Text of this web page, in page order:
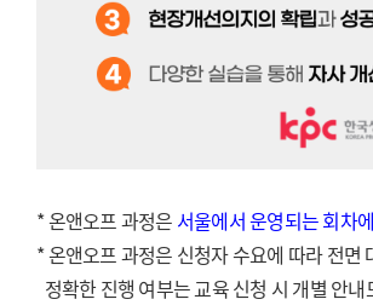
* 온앤오프 과정은 서울에서 운영되는 회차
* 온앤오프 과정은 신청자 수요에 따라 전
정확한 진행 여부는 교육 신청 시 개별 안